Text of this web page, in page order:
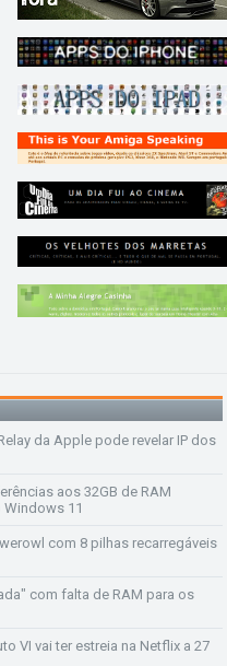
da Apple pode revelar IP dos
aos 32GB de RAM
11
com 8 pilhas recarregáveis
com falta de RAM para os
VI vai ter estreia na Netflix a 27